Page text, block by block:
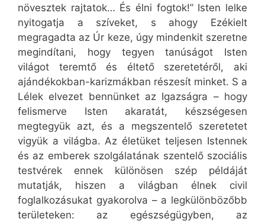
növesztek rajtatok… És élni fogtok!” Isten lelke
nyitogatja a szíveket, s ahogy Ezékielt
megragadta az Úr keze, úgy mindenkit szeretne
megindítani, hogy tegyen tanúságot Isten
világot teremtő és éltető szeretetéről, aki
ajándékokban-karizmákban részesít minket. S a
Lélek elvezet bennünket az Igazságra – hogy
felismerve Isten akaratát, készségesen
megtegyük azt, és a megszentelő szeretetet
vigyük a világba. Az életüket teljesen Istennek
és az emberek szolgálatának szentelő szociális
testvérek ennek különösen szép példáját
mutatják, hiszen a világban élnek civil
foglalkozásukat gyakorolva – a legkülönbözőbb
területeken: az egészségügyben, az